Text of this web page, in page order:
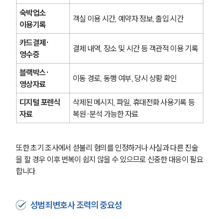
숙박업소
이용기록
객실 이용 시간, 예약자 정보, 출입 시간
카드결제·
영수증
결제 내역, 장소 및 시간 등 객관적 이용 기록
블랙박스·
영상자료
이동 경로, 동행 여부, 당시 상황 확인
디지털 포렌식
자료
삭제된 메시지, 파일, 휴대전화 사용기록 등
복원·분석 가능한 자료
또한 초기 조사에서 섣불리 혐의를 인정하거나 사실과 다른 진술
을 할 경우 이후 번복이 쉽지 않을 수 있으므로 신중한 대응이 필요
합니다.
성범죄변호사 조력의 중요성